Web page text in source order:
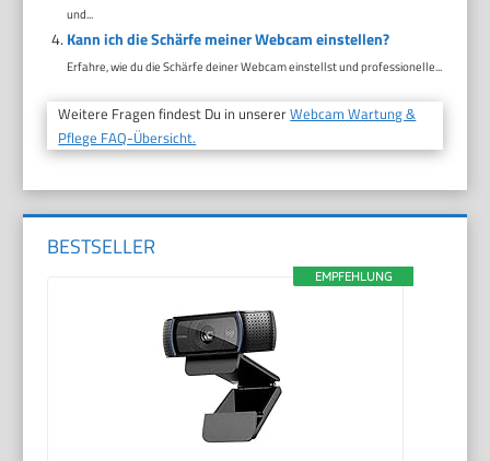
und...
Kann ich die Schärfe meiner Webcam einstellen?
Erfahre, wie du die Schärfe deiner Webcam einstellst und professionelle...
Weitere Fragen findest Du in unsererWebcam Wartung &
Pflege FAQ-Übersicht.
BESTSELLER
EMPFEHLUNG